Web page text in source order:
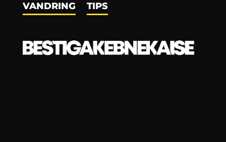
VANDRING
TIPS